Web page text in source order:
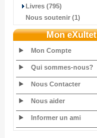
Livres (795)
Nous soutenir (1)
Mon eXultet
Mon Compte
Qui sommes-nous?
Nous Contacter
Nous aider
Informer un ami